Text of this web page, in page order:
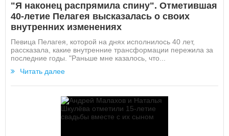
"Я наконец распрямила спину". Отметившая
40-летие Пелагея высказалась о своих
внутренних изменениях
Певица Пелагея, которой на днях исполнилось 40 лет,
рассказала, какие внутренние трансформации пережила за
последние годы. "Раньше мне казалось, что...
Читать далее